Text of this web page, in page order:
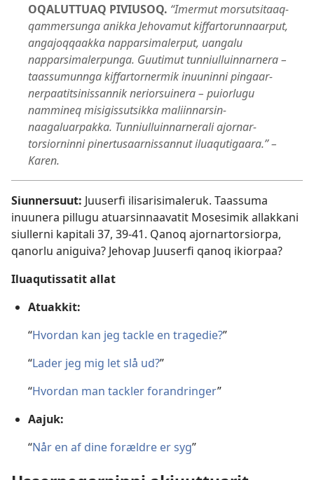
OQALUTTUAQ PIVIUSOQ. “Imermut morsutsitaaq­
qammersunga anikka Jehovamut kiffartorun­naarput,
angajoqqaakka napparsimalerput, uangalu
napparsimalerpunga. Guutimut tunniul­luinnarnera –
taassumunnga kiffartornermik inuuninni pingaar­
nerpaatitsinissannik neriorsuinera – puiorlugu
nammineq misigis­sutsikka maliinnarsin­
naagaluarpakka. Tunniul­luinnarnerali ajornar­
torsiorninni pinertusaar­nissannut iluaqutigaara.” –
Karen.
Siunnersuut: Juuserfi ilisarisimaleruk. Taassuma
inuunera pillugu atuarsin­naavatit Mosesimik allakkani
siullerni kapitali 37, 39-41. Qanoq ajornar­torsiorpa,
qanorlu aniguiva? Jehovap Juuserfi qanoq ikiorpaa?
Iluaqutissatit allat
Atuakkit:
“Hvordan kan jeg tackle en tragedie?”
“Lader jeg mig let slå ud?”
“Hvordan man tackler forandringer”
Aajuk:
“Når en af dine forældre er syg”